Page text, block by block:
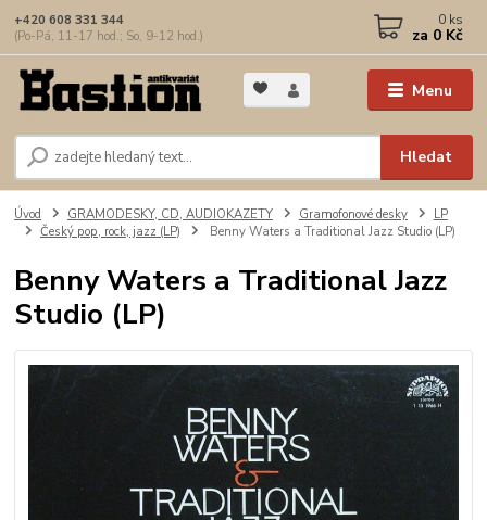
Menu
Hledat
+420 608 331 344
(Po-Pá, 11-17 hod.; So, 9-12 hod.)
0 ks
za 0 Kč
Úvod GRAMODESKY, CD, AUDIOKAZETY Gramofonové desky
LP
Český pop, rock, jazz (LP)
Benny Waters a Traditional Jazz Studio (LP)
Benny Waters a Traditional Jazz
Studio (LP)